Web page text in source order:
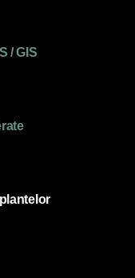
/ GIS